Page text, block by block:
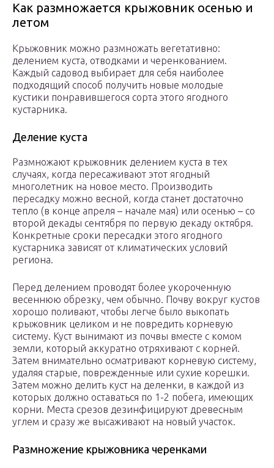
Как размножается крыжовник осенью и
летом
Крыжовник можно размножать вегетативно:
делением куста, отводками и черенкованием.
Каждый садовод выбирает для себя наиболее
подходящий способ получить новые молодые
кустики понравившегося сорта этого ягодного
кустарника.
Деление куста
Размножают крыжовник делением куста в тех
случаях, когда пересаживают этот ягодный
многолетник на новое место. Производить
пересадку можно весной, когда станет достаточно
тепло (в конце апреля – начале мая) или осенью – со
второй декады сентября по первую декаду октября.
Конкретные сроки пересадки этого ягодного
кустарника зависят от климатических условий
региона.
Перед делением проводят более укороченную
весеннюю обрезку, чем обычно. Почву вокруг кустов
хорошо поливают, чтобы легче было выкопать
крыжовник целиком и не повредить корневую
систему. Куст вынимают из почвы вместе с комом
земли, который аккуратно отряхивают с корней.
Затем внимательно осматривают корневую систему,
удаляя старые, поврежденные или сухие корешки.
Затем можно делить куст на деленки, в каждой из
которых должно оставаться по 1-2 побега, имеющих
корни. Места срезов дезинфицируют древесным
углем и сразу же высаживают на новый участок.
Размножение крыжовника черенками